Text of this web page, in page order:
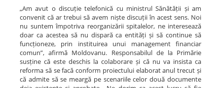
„Am avut o discuție telefonică cu ministrul Sănătății și am
convenit că ar trebui să avem niște discuții în acest sens. Noi
nu suntem împotriva reorganizării spitalelor, ne interesează
doar ca acestea să nu dispară ca entități și să continue să
funcționeze, prin instituirea unui management financiar
comun”, afirmă Moldovanu. Responsabilul de la Primărie
susține că este deschis la colaborare și că nu va insista ca
reforma să se facă conform proiectului elaborat anul trecut și
că admite să se meargă pe scenariile celor două documente